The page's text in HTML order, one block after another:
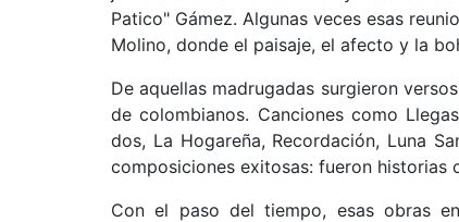
Patico" Gámez. Algunas veces esas
Molino, donde el paisaje, el afecto y la
De aquellas madrugadas surgieron
de colombianos. Canciones como
dos, La Hogareña, Recordación, Luna
composiciones exitosas: fueron historias
Con el paso del tiempo, esas obras